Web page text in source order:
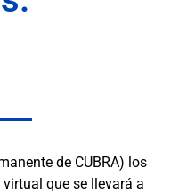
de CUBRA) los
que se llevará a